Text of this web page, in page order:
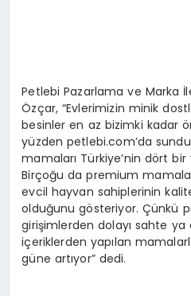
Petlebi Pazarlama ve Marka
Özçar, “Evlerimizin minik
besinler en az bizimki kadar
yüzden petlebi.com’da
mamaları Türkiye’nin dört bir
Birçoğu da premium
evcil hayvan sahiplerinin
olduğunu gösteriyor. Çünkü
girişimlerden dolayı sahte ya
içeriklerden yapılan
güne artıyor” dedi.